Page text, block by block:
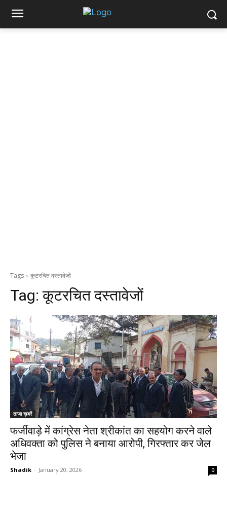
Tags कूटरचित दस्तावेजों
Tag:कूटरचित दस्तावेजों
ताजा ख़बरें
फर्जीवाड़े में कांग्रेस नेता श्रीकांत का सहयोग करने वाले
अधिवक्ता को पुलिस ने बनाया आरोपी, गिरफ्तार कर जेल
भेजा
Shadik - January 20, 2026 0